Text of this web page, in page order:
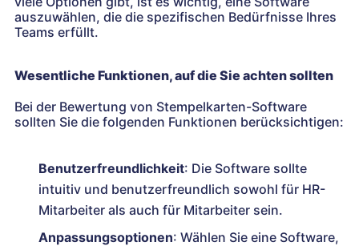
auszuwählen, die die spezifischen Bedürfnisse Ihres
Teams erfüllt.
Wesentliche Funktionen, auf die Sie achten sollten
Bei der Bewertung von Stempelkarten-Software
sollten Sie die folgenden Funktionen berücksichtigen:
Benutzerfreundlichkeit: Die Software sollte
intuitiv und benutzerfreundlich sowohl für HR-
Mitarbeiter als auch für Mitarbeiter sein.
Anpassungsoptionen: Wählen Sie eine Software,